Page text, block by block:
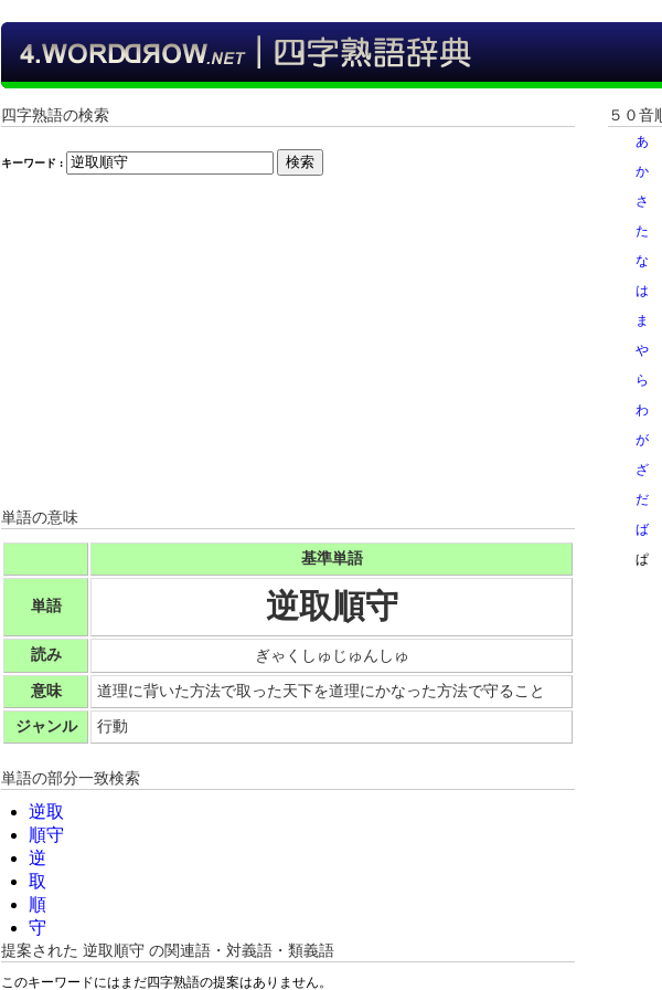
四字熟語の検索
キーワード : 検索
単語の意味
基準単語
単語 逆取順守
読み ぎゃくしゅじゅんしゅ
意味 道理に背いた方法で取った天下を道理にかなった方法で守ること
ジャンル 行動
単語の部分一致検索
逆取
順守
逆
取
順
守
提案された 逆取順守 の関連語・対義語・類義語
このキーワードにはまだ四字熟語の提案はありません。
５０音
あ
か
さ
た
な
は
ま
や
ら
わ
が
ざ
だ
ば
ぱ